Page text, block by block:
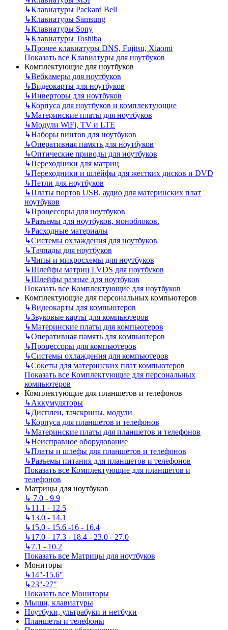
↳Клавиатуры Packard Bell
↳Клавиатуры Samsung
↳Клавиатуры Sony
↳Клавиатуры Toshiba
↳Прочее клавиатуры DNS, Fujitsu, Xiaomi
Показать все Клавиатуры для ноутбуков
Комплектующие для ноутбуков
↳Вебкамеры для ноутбуков
↳Видеокарты для ноутбуков
↳Инверторы для ноутбуков
↳Корпуса для ноутбуков и комплектующие
↳Материнские платы для ноутбуков
↳Модули WiFi, TV и LTE
↳Наборы винтов для ноутбуков
↳Оперативная память для ноутбуков
↳Оптические приводы для ноутбуков
↳Переходники для матриц
↳Переходники и шлейфы для жестких дисков и DVD
↳Петли для ноутбуков
↳Платы портов USB, аудио для материнских плат
ноутбуков
↳Процессоры для ноутбуков
↳Разъемы для ноутбуков, моноблоков.
↳Расходные материалы
↳Системы охлаждения для ноутбуков
↳Тачпады для ноутбуков
↳Чипы и микросхемы для ноутбуков
↳Шлейфы матриц LVDS для ноутбуков
↳Шлейфы разные для ноутбуков
Показать все Комплектующие для ноутбуков
Комплектующие для персональных компьютеров
↳Видеокарты для компьютеров
↳Звуковые карты для компьютеров
↳Материнские платы для компьютеров
↳Оперативная память для компьютеров
↳Процессоры для компьютеров
↳Системы охлаждения для компьютеров
↳Сокеты для материнских плат компьютеров
Показать все Комплектующие для персональных
компьютеров
Комплектующие для планшетов и телефонов
↳Аккумуляторы
↳Дисплеи, тачскрины, модули
↳Корпуса для планшетов и телефонов
↳Материнские платы для планшетов и телефонов
↳Неисправное оборудование
↳Платы и шлефы для планшетов и телефонов
↳Разъемы питания для планшетов и телефонов
Показать все Комплектующие для планшетов и
телефонов
Матрицы для ноутбуков
↳ 7.0 - 9.9
↳11.1 - 12.5
↳13.0 - 14.1
↳15.0 - 15.6 -16 - 16.4
↳17.0 - 17.3 - 18.4 - 23.0 - 27.0
↳7.1 - 10.2
Показать все Матрицы для ноутбуков
Мониторы
↳14"-15.6"
↳23"-27"
Показать все Мониторы
Мыши, клавиатуры
Ноутбуки, ультрабуки и нетбуки
Планшеты и телефоны